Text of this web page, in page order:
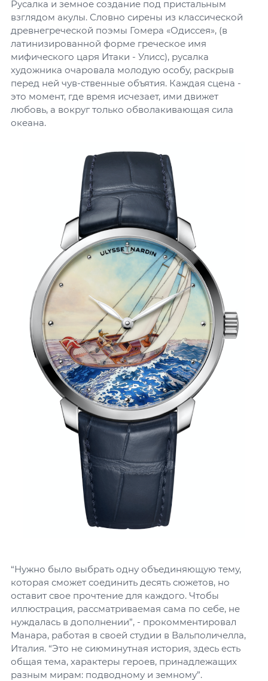
Русалка и земное создание под пристальным
взглядом акулы. Словно сирены из классической
древнегреческой поэмы Гомера «Одиссея», (в
латинизированной форме греческое имя
мифического царя Итаки - Улисс), русалка
художника очаровала молодую особу, раскрыв
перед ней чув-ственные объятия. Каждая сцена -
это момент, где время исчезает, ими движет
любовь, а вокруг только обволакивающая сила
океана.
“Нужно было выбрать одну объединяющую тему,
которая сможет соединить десять сюжетов, но
оставит свое прочтение для каждого. Чтобы
иллюстрация, рассматриваемая сама по себе, не
нуждалась в дополнении”, - прокомментировал
Манара, работая в своей студии в Вальполичелла,
Италия. “Это не сиюминутная история, здесь есть
общая тема, характеры героев, принадлежащих
разным мирам: подводному и земному”.